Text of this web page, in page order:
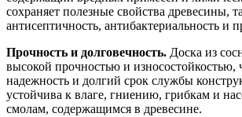
сохраняет полезные свойства древесины,
антисептичность, антибактериальность и
Прочность и долговечность. Доска из
высокой прочностью и износостойкостью,
надежность и долгий срок службы
устойчива к влаге, гниению, грибкам и
смолам, содержащимся в древесине.